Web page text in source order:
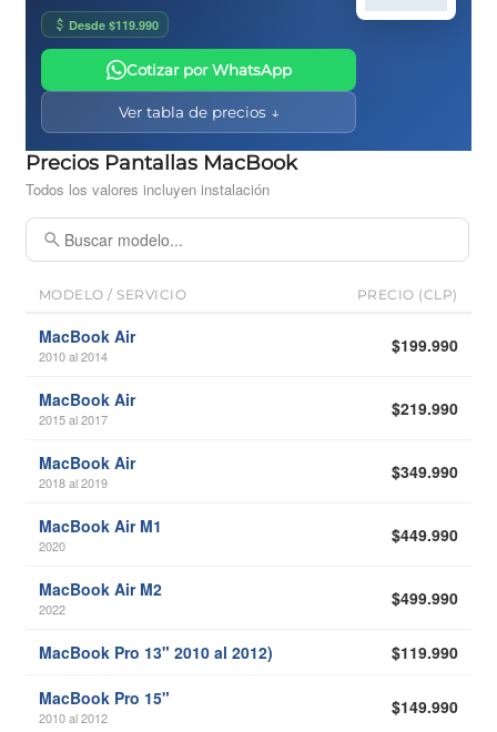
Desde $119.990
Cotizar por WhatsApp
Ver tabla de precios ↓
Precios Pantallas MacBook
Todos los valores incluyen instalación
MODELO / SERVICIO PRECIO (CLP)
MacBook Air
2010 al 2014 $199.990
MacBook Air
2015 al 2017 $219.990
MacBook Air
2018 al 2019 $349.990
MacBook Air M1
2020 $449.990
MacBook Air M2
2022 $499.990
MacBook Pro 13" 2010 al 2012) $119.990
MacBook Pro 15"
2010 al 2012 $149.990